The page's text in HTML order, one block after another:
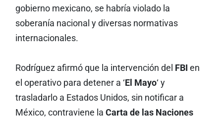
gobierno mexicano, se habría violado la
soberanía nacional y diversas normativas
internacionales.
Rodríguez afirmó que la intervención del FBI en
el operativo para detener a ‘El Mayo‘ y
trasladarlo a Estados Unidos, sin notificar a
México, contraviene la Carta de las Naciones